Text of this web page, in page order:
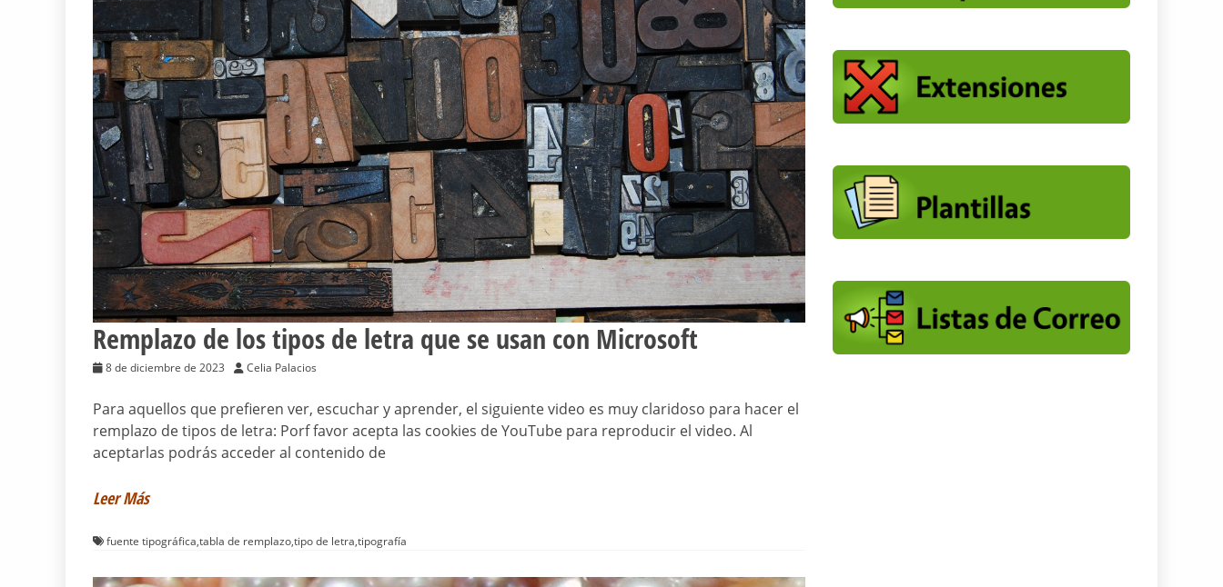
Remplazo de los tipos de letra que se usan con Microsoft
8 de diciembre de 2023 Celia Palacios
Para aquellos que prefieren ver, escuchar y aprender, el siguiente video es muy claridoso para hacer el
remplazo de tipos de letra: Porf favor acepta las cookies de YouTube para reproducir el video. Al
aceptarlas podrás acceder al contenido de
Leer Más
fuente tipográfica,tabla de remplazo,tipo de letra,tipografía